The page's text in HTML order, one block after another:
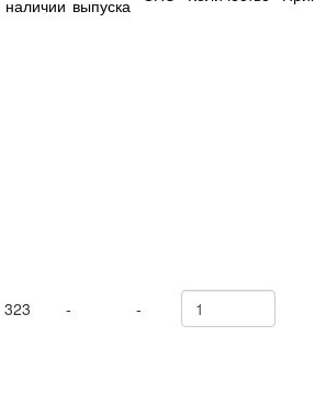
наличии выпуска
323 - -